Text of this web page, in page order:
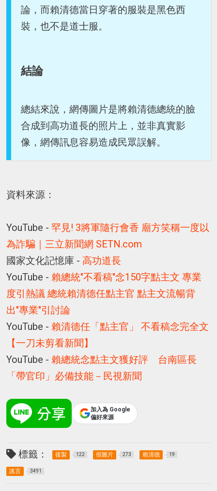
論，而賴清德當日穿著的服裝是黑色西
裝，也不是道士服。
結論
總結來說，網傳圖片是將賴清德總統的臉
合成到高功道長的照片上，並非真實影
像，網傳訊息容易造成民眾誤解。
資料來源：
YouTube -罕見! 3將軍隨行會香 廟方笑稱一度以
為詐騙｜三立新聞網 SETN.com
國家文化記憶庫 - 高功道長
YouTube -賴總統"不看稿"念150字點主文 專業
度引熱議 總統賴清德任點主官 點主文流暢背
出"專業"引討論
YouTube -賴清德任「點主官」 不看稿念完全文
【一刀未剪看新聞】
YouTube -賴總統念點主文獲好評 台南區長
「帶官印」必備技能－民視新聞
加入為 Google
偏好來源
標籤： 後製 122 假圖片 273 賴清德 19
謠言 3491